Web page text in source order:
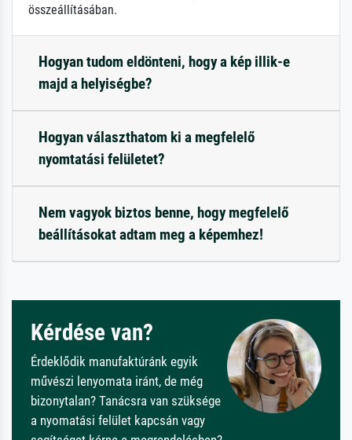
összeállításában.
Hogyan tudom eldönteni, hogy a kép illik-e
majd a helyiségbe?
Hogyan választhatom ki a megfelelő
nyomtatási felületet?
Nem vagyok biztos benne, hogy megfelelő
beállításokat adtam meg a képemhez!
Kérdése van?
Érdeklődik manufaktúránk egyik
művészi lenyomata iránt, de még
bizonytalan? Tanácsra van szüksége
a nyomatási felület kapcsán vagy